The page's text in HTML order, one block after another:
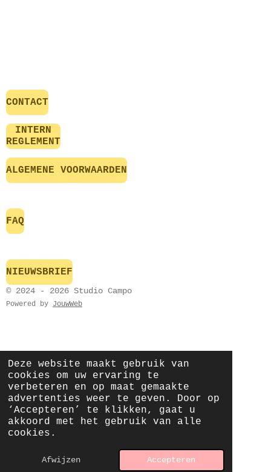
Deze website maakt gebruik van
cookies om uw ervaring te
verbeteren en op maat gemaakte
advertenties weer te geven. Door op
‘Accepteren’ te klikken, gaat u
akkoord met het gebruik van alle
cookies.
Afwijzen Accepteren
CONTACT
INTERN
REGLEMENT
ALGEMENE VOORWAARDEN
FAQ
NIEUWSBRIEF
© 2024 - 2026 Studio Campo
Powered by JouwWeb